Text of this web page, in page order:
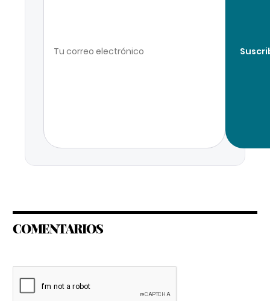
COMENTARIOS